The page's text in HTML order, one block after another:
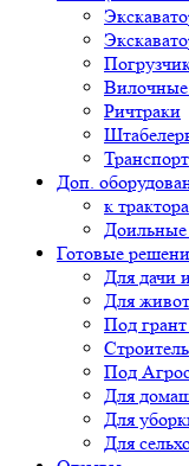
Вилочные
Ричтраки
Доп.
к
Доильные
Готовые
Для дачи
Для
Под
Под
Для
Для
Для